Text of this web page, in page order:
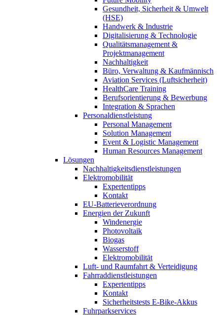
Gesundheit, Sicherheit & Umwelt
(HSE)
Handwerk & Industrie
Digitalisierung & Technologie
Qualitätsmanagement &
Projektmanagement
Nachhaltigkeit
Büro, Verwaltung & Kaufmännisch
Aviation Services (Luftsicherheit)
HealthCare Training
Berufsorientierung & Bewerbung
Integration & Sprachen
Personaldienstleistung
Personal Management
Solution Management
Event & Logistic Management
Human Resources Management
Lösungen
Nachhaltigkeitsdienstleistungen
Elektromobilität
Expertentipps
Kontakt
EU-Batterieverordnung
Energien der Zukunft
Windenergie
Photovoltaik
Biogas
Wasserstoff
Elektromobilität
Luft- und Raumfahrt & Verteidigung
Fahrraddienstleistungen
Expertentipps
Kontakt
Sicherheitstests E-Bike-Akkus
Fuhrparkservices